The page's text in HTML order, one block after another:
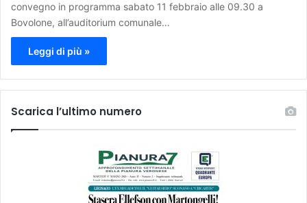
convegno in programma sabato 11 febbraio alle 09.30 a
Bovolone, all’auditorium comunale…
Leggi di più »
Scarica l’ultimo numero